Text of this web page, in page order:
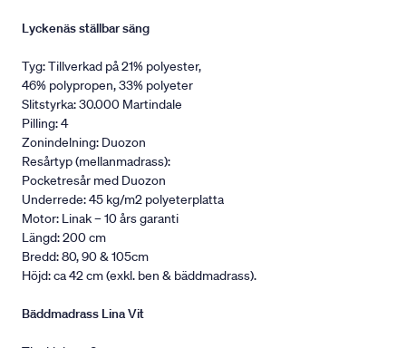
Lyckenäs ställbar säng
Tyg: Tillverkad på 21% polyester,
46% polypropen, 33% polyeter
Slitstyrka: 30.000 Martindale
Pilling: 4
Zonindelning: Duozon
Resårtyp (mellanmadrass):
Pocketresår med Duozon
Underrede: 45 kg/m2 polyeterplatta
Motor: Linak – 10 års garanti
Längd: 200 cm
Bredd: 80, 90 & 105cm
Höjd: ca 42 cm (exkl. ben & bäddmadrass).
Bäddmadrass Lina Vit